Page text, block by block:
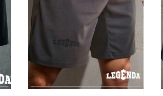
карманами. Предлагаем
одежду и экипировку
Shop можно выбрать и купить
качественным исполнением.